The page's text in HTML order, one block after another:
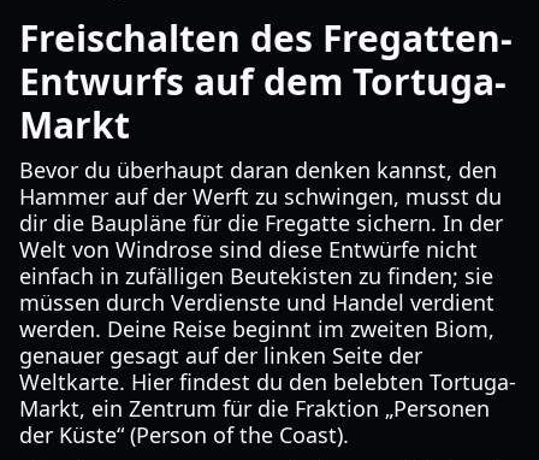
Freischalten des Fregatten-
Entwurfs auf dem Tortuga-
Markt
Bevor du überhaupt daran denken kannst, den
Hammer auf der Werft zu schwingen, musst du
dir die Baupläne für die Fregatte sichern. In der
Welt von Windrose sind diese Entwürfe nicht
einfach in zufälligen Beutekisten zu finden; sie
müssen durch Verdienste und Handel verdient
werden. Deine Reise beginnt im zweiten Biom,
genauer gesagt auf der linken Seite der
Weltkarte. Hier findest du den belebten Tortuga-
Markt, ein Zentrum für die Fraktion „Personen
der Küste“ (Person of the Coast).